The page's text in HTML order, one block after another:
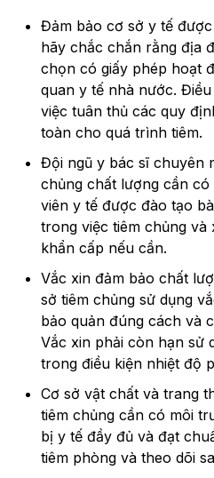
Đảm bảo cơ sở y tế
hãy chắc chắn rằng địa
chọn có giấy phép hoạt
quan y tế nhà nước.
việc tuân thủ các quy
toàn cho quá trình tiêm.
Đội ngũ y bác sĩ chuyên
chủng chất lượng cần
viên y tế được đào tạo
trong việc tiêm chủng
khẩn cấp nếu cần.
Vắc xin đảm bảo chất
sở tiêm chủng sử dụng
bảo quản đúng cách và
Vắc xin phải còn hạn sử
trong điều kiện nhiệt độ
Cơ sở vật chất và trang
tiêm chủng cần có môi
bị y tế đầy đủ và đạt
tiêm phòng và theo dõi